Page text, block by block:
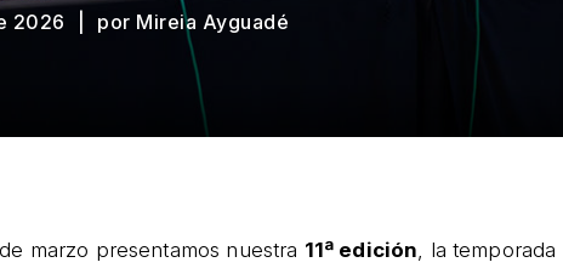
2026 por Mireia Ayguadé
marzo presentamos nuestra 11ª edición, la temporada